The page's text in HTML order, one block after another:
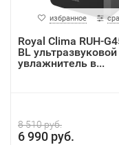
избранное
Royal Clima RUH-
BL ультразвуковой
увлажнитель в...
8 510 руб.
6 990 руб.